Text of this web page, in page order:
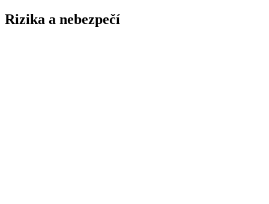
Rizika a nebezpečí